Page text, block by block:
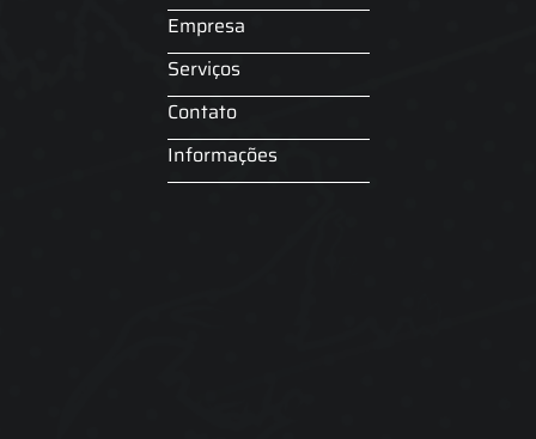
Empresa
Serviços
Contato
Informações